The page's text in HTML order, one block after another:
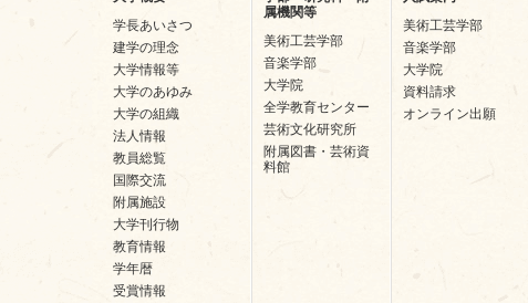
学長あいさつ
建学の理念
大学情報等
大学のあゆみ
大学の組織
法人情報
教員総覧
国際交流
附属施設
大学刊行物
教育情報
学年暦
受賞情報
属機関等
美術工芸学部
音楽学部
大学院
全学教育センター
芸術文化研究所
附属図書・芸術資
料館
美術工芸学部
音楽学部
大学院
資料請求
オンライン出願